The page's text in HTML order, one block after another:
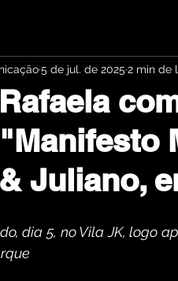
Juliano,
5 de jul. de 2025 2 min de
dia 5, no Vila JK, logo